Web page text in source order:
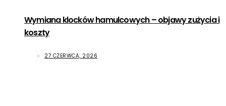
Wymiana klocków hamulcowych – objawy zużycia i
koszty
27 CZERWCA, 2026